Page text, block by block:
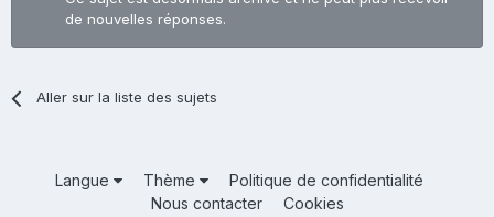
de nouvelles réponses.
Aller sur la liste des sujets
Langue Thème
Politique de confidentialité
Nous contacter
Cookies